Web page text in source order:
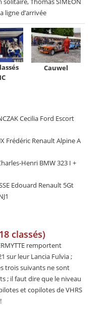
ligne d’arrivée
Cauwel
Cecilia Ford Escort
Frédéric Renault Alpine A
Henri BMW 323 I +
Edouard Renault 5Gt
classés)
remportent
sur leur Lancia Fulvia ;
trois suivants ne sont
; il faut dire que le niveau
et copilotes de VHRS